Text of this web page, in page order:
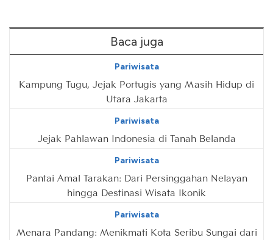
Baca juga
Pariwisata
Kampung Tugu, Jejak Portugis yang Masih Hidup di
Utara Jakarta
Pariwisata
Jejak Pahlawan Indonesia di Tanah Belanda
Pariwisata
Pantai Amal Tarakan: Dari Persinggahan Nelayan
hingga Destinasi Wisata Ikonik
Pariwisata
Menara Pandang: Menikmati Kota Seribu Sungai dari